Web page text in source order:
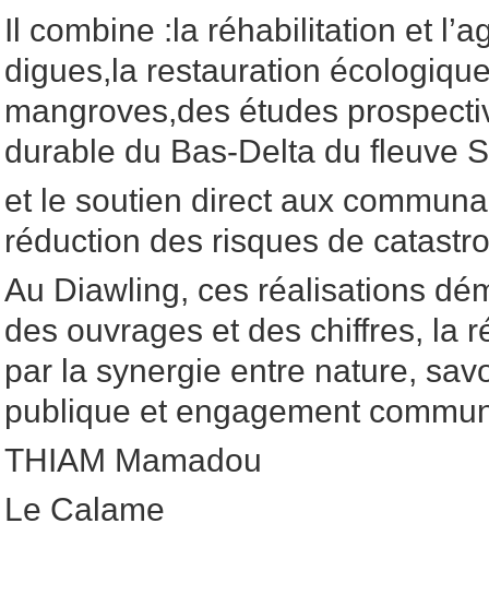
Il combine :la réhabilitation et
digues,la restauration
mangroves,des études
durable du Bas-Delta du fleuve
et le soutien direct aux
réduction des risques de
Au Diawling, ces réalisations
des ouvrages et des chiffres, la
par la synergie entre nature,
publique et engagement
THIAM Mamadou
Le Calame